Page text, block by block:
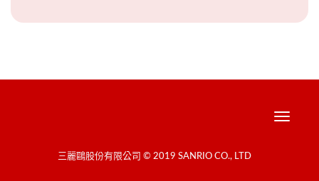
Toggle
三麗鷗股份有限公司 © 2019 SANRIO CO., LTD